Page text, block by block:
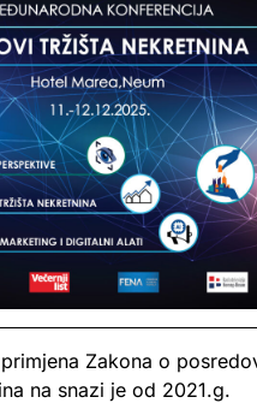
Zakona o
na snazi je od 2021.g.